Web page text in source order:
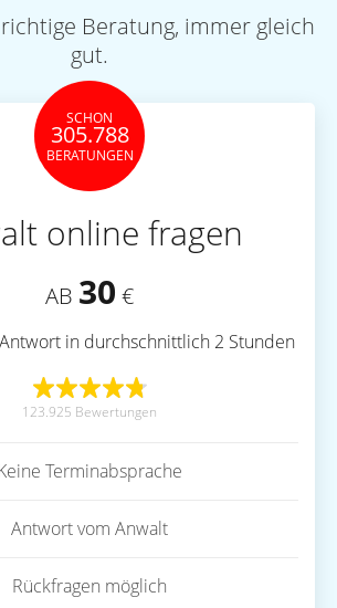
Beratung, immer gleich
gut.
SCHON
305.788
BERATUNGEN
online fragen
AB 30 €
in durchschnittlich 2 Stunden
123.925 Bewertungen
Terminabsprache
Antwort vom Anwalt
Rückfragen möglich